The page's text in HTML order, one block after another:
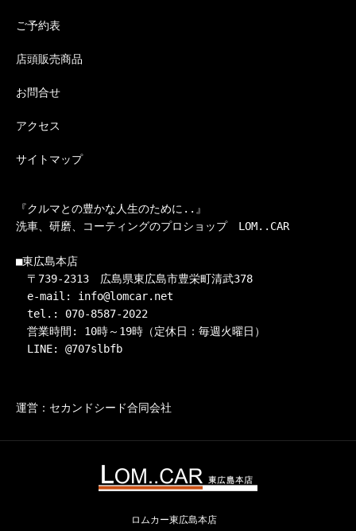
ご予約表
店頭販売商品
お問合せ
アクセス
サイトマップ
『クルマとの豊かな人生のために..』
洗車、研磨、コーティングのプロショップ　LOM..CAR
■東広島本店
〒739-2313　広島県東広島市豊栄町清武378
e-mail: info@lomcar.net
tel.: 070-8587-2022
営業時間: 10時～19時（定休日：毎週火曜日）
LINE: @707slbfb
運営：セカンドシード合同会社
ロムカー東広島本店